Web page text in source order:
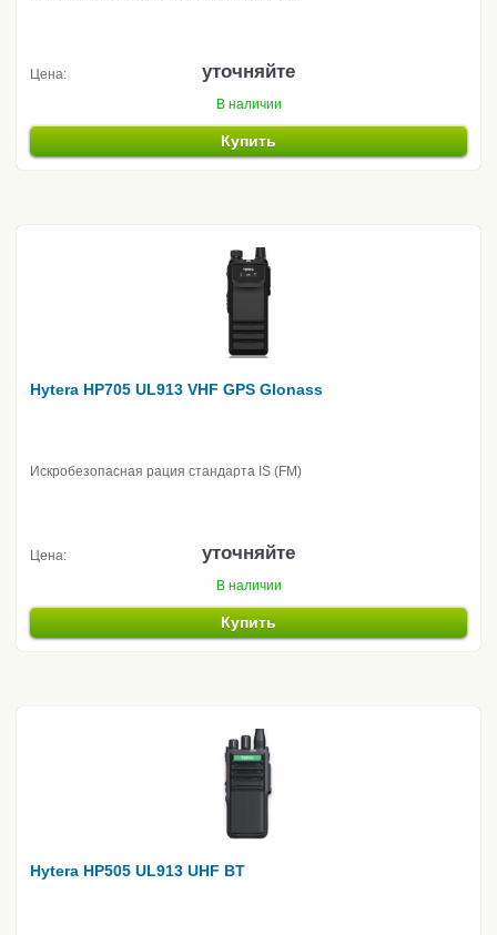
Цена: уточняйте
В наличии
Купить
Hytera HP705 UL913 VHF GPS Glonass
Искробезопасная рация стандарта IS (FM)
Цена: уточняйте
В наличии
Купить
Hytera HP505 UL913 UHF BT